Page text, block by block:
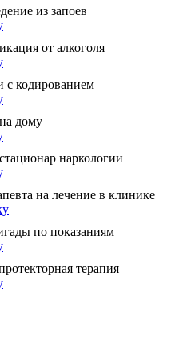
из запоев
от алкоголя
с кодированием
дому
наркологии
на лечение в клинике
по показаниям
терапия